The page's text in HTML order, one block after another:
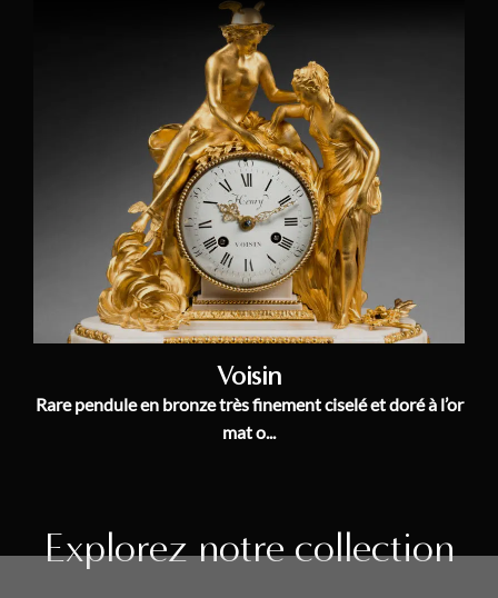
Voisin
Rare pendule en bronze très finement ciselé et doré à l’or
mat o...
Explorez notre collection